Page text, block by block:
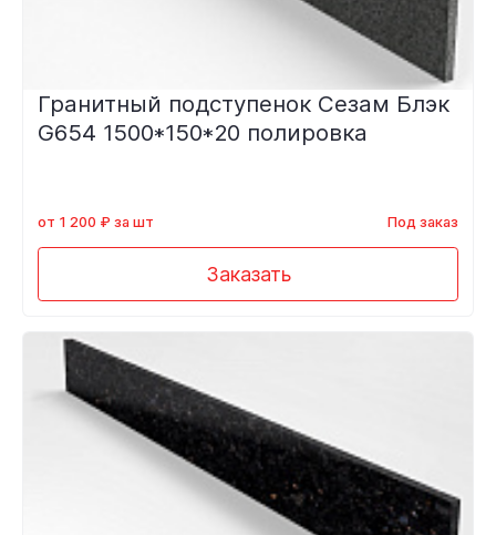
Гранитный подступенок Сезам Блэк
G654 1500*150*20 полировка
от 1 200 ₽ за шт Под заказ
Заказать